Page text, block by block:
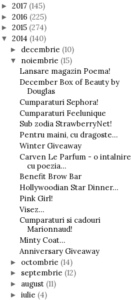
► 2017 (145)
► 2016 (225)
► 2015 (274)
▼ 2014 (140)
► decembrie (10)
▼ noiembrie (15)
Lansare magazin Poema!
December Box of Beauty by
Douglas
Cumparaturi Sephora!
Cumparaturi Feelunique
Sub zodia StrawberryNet!
Pentru maini, cu dragoste...
Winter Giveaway
Carven Le Parfum - o intalnire
cu poezia...
Benefit Brow Bar
Hollywoodian Star Dinner...
Pink Girl!
Visez...
Cumparaturi si cadouri
Marionnaud!
Minty Coat...
Anniversary Giveaway
► octombrie (14)
► septembrie (12)
► august (11)
► iulie (4)